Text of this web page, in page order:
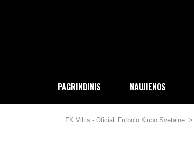
PAGRINDINIS NAUJIENOS
FK Viltis - Oficiali Futbolo Klubo Svetainė >